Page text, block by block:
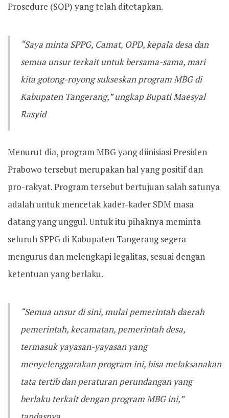
Prosedure (SOP) yang telah ditetapkan.
“Saya minta SPPG, Camat, OPD, kepala desa dan
semua unsur terkait untuk bersama-sama, mari
kita gotong-royong sukseskan program MBG di
Kabupaten Tangerang,” ungkap Bupati Maesyal
Rasyid
Menurut dia, program MBG yang diinisiasi Presiden
Prabowo tersebut merupakan hal yang positif dan
pro-rakyat. Program tersebut bertujuan salah satunya
adalah untuk mencetak kader-kader SDM masa
datang yang unggul. Untuk itu pihaknya meminta
seluruh SPPG di Kabupaten Tangerang segera
mengurus dan melengkapi legalitas, sesuai dengan
ketentuan yang berlaku.
“Semua unsur di sini, mulai pemerintah daerah
pemerintah, kecamatan, pemerintah desa,
termasuk yayasan-yayasan yang
menyelenggarakan program ini, bisa melaksanakan
tata tertib dan peraturan perundangan yang
berlaku terkait dengan program MBG ini,”